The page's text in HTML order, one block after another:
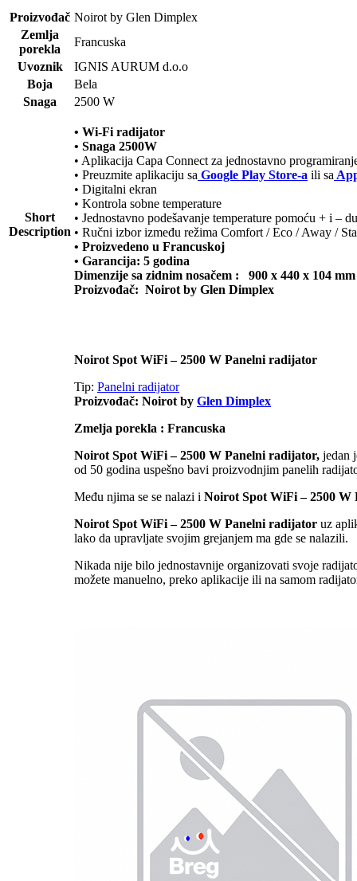
Proizvođač Noirot by Glen Dimplex
Zemlja
porekla
Francuska
Uvoznik
IGNIS AURUM d.o.o
Boja
Bela
Snaga
2500 W
Short
Description
• Wi-Fi radijator
• Snaga 2500W
• Aplikacija Capa Connect za jednostavno
• Preuzmite aplikaciju sa Google Play Store-a ili sa
• Digitalni ekran
• Kontrola sobne temperature
• Jednostavno podešavanje temperature pomoću + i –
• Ručni izbor između režima Comfort / Eco / Away /
• Proizvedeno u Francuskoj
• Garancija: 5 godina
Dimenzije sa zidnim nosačem : 900 x 440 x 104 mm
Proizvođač: Noirot by Glen Dimplex
Noirot Spot WiFi – 2500 W Panelni radijator
Tip: Panelni radijator
Proizvođač: Noirot by Glen Dimplex
Zmelja porekla : Francuska
Noirot Spot WiFi – 2500 W Panelni radijator, jedan
od 50 godina uspešno bavi proizvodnjim panelih
Među njima se se nalazi i Noirot Spot WiFi – 2500
Noirot Spot WiFi – 2500 W Panelni radijator uz
lako da upravljate svojim grejanjem ma gde se nalazili.
Nikada nije bilo jednostavnije organizovati svoje
možete manuelno, preko aplikacije ili na samom